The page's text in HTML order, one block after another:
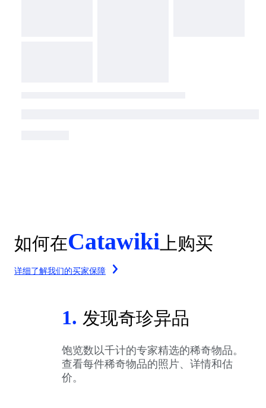
如何在Catawiki 上购买
详细了解我们的买家保障
1. 发现奇珍异品
饱览数以千计的专家精选的稀奇物品。
查看每件稀奇物品的照片、详情和估
价。